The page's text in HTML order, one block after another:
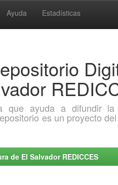
Ayuda Estadísticas
que ayuda a difundir
es un proyecto
de El Salvador REDICCES